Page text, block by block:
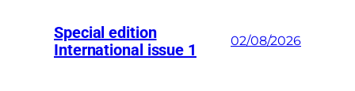
Special edition
International issue 1
02/08/2026